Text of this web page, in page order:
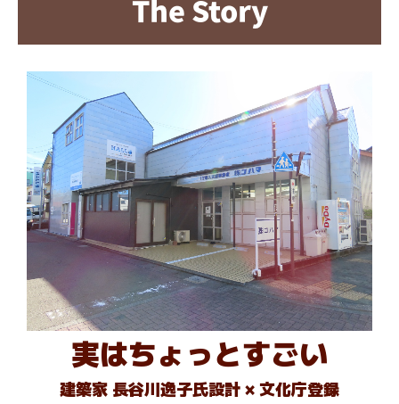
The Story
実はちょっとすごい
建築家 長谷川逸子氏設計×文化庁登録